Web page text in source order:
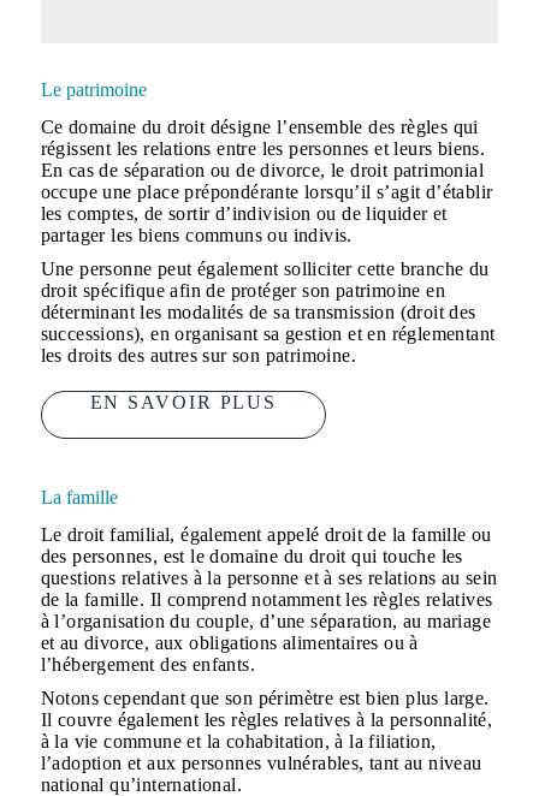
Le patrimoine
Ce domaine du droit désigne l’ensemble des règles qui
régissent les relations entre les personnes et leurs biens.
En cas de séparation ou de divorce, le droit patrimonial
occupe une place prépondérante lorsqu’il s’agit d’établir
les comptes, de sortir d’indivision ou de liquider et
partager les biens communs ou indivis.
Une personne peut également solliciter cette branche du
droit spécifique afin de protéger son patrimoine en
déterminant les modalités de sa transmission (droit des
successions), en organisant sa gestion et en réglementant
les droits des autres sur son patrimoine.
EN SAVOIR PLUS
La famille
Le droit familial, également appelé droit de la famille ou
des personnes, est le domaine du droit qui touche les
questions relatives à la personne et à ses relations au sein
de la famille. Il comprend notamment les règles relatives
à l’organisation du couple, d’une séparation, au mariage
et au divorce, aux obligations alimentaires ou à
l’hébergement des enfants.
Notons cependant que son périmètre est bien plus large.
Il couvre également les règles relatives à la personnalité,
à la vie commune et la cohabitation, à la filiation,
l’adoption et aux personnes vulnérables, tant au niveau
national qu’international.